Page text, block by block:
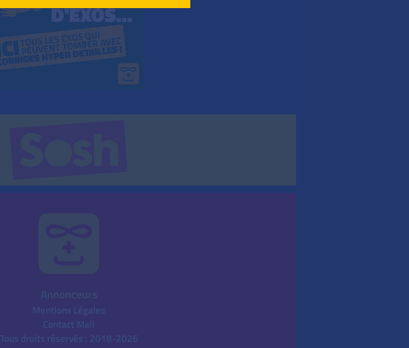
Mentions Légales
Contact Mail
Tous droits réservés : 2018-2026